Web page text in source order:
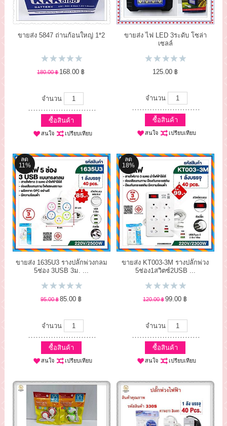
ขายส่ง 5847 ถ่านก้อนใหญ่ 1*2
180.00 ฿ 168.00 ฿
จำนวน
ซื้อสินค้า
สนใจ เปรียบเทียบ
ขายส่ง ไฟ LED 3ระดับ โซล่า
เซลล์
125.00 ฿
จำนวน
ซื้อสินค้า
สนใจ เปรียบเทียบ
ลด
11%
ขายส่ง 1635U3 รางปลั๊กพ่วงกลม
5ช่อง 3USB 3ม. ...
95.00 ฿85.00 ฿
จำนวน
ซื้อสินค้า
สนใจ เปรียบเทียบ
ลด
18%
ขายส่ง KT003-3M รางปลั๊กพ่วง
5ช่อง1สวิตซ์2USB ...
120.00 ฿99.00 ฿
จำนวน
ซื้อสินค้า
สนใจ เปรียบเทียบ